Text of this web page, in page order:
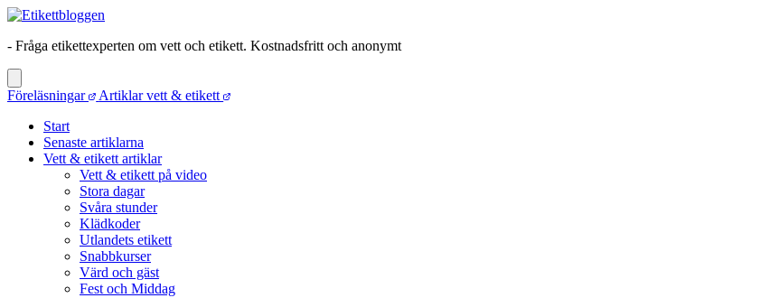
- Fråga etikettexperten om vett och etikett. Kostnadsfritt och anonymt
Föreläsningar
Artiklar vett & etikett
Start
Senaste artiklarna
Vett & etikett artiklar
Vett & etikett på video
Stora dagar
Svåra stunder
Klädkoder
Utlandets etikett
Snabbkurser
Värd och gäst
Fest och Middag